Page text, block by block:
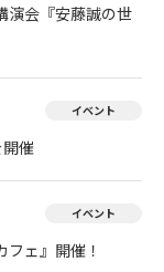
演会『安藤誠の世
イベント
催
イベント
ェ』開催！